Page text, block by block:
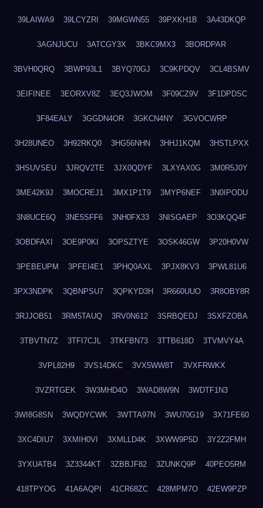
39LAIWA9 39LCYZRI 39MGWN55 39PXKH1B 3A43DKQP
3AGNJUCU 3ATCGY3X 3BKC9MX3 3BORDPAR
3BVH0QRQ 3BWP93L1 3BYQ70GJ 3C9KPDQV 3CL4BSMV
3EIFINEE 3EORXV8Z 3EQ3JWOM 3F09CZ9V 3F1DPDSC
3F84EALY 3GGDN4OR 3GKCN4NY 3GVOCWRP
3H28UNEO 3H92RKQ0 3HG56NHN 3HHJ1KQM 3HSTLPXX
3HSUVSEU 3JRQV2TE 3JX0QDYF 3LXYAX0G 3M0R5J0Y
3ME42K9J 3MOCREJ1 3MX1P1T9 3MYP6NEF 3N0IPODU
3N8UCE6Q 3NE5SFF6 3NH0FX33 3NISGAEP 3O3KQQ4F
3OBDFAXI 3OE9P0KI 3OPSZTYE 3OSK46GW 3P20H0VW
3PEBEUPM 3PFEI4E1 3PHQ0AXL 3PJX8KV3 3PWL81U6
3PX3NDPK 3QBNPSU7 3QPKYD3H 3R660UUO 3R8OBY8R
3RJJOB51 3RM5TAUQ 3RV0N612 3SRBQEDJ 3SXFZOBA
3TBVTN7Z 3TFI7CJL 3TKFBN73 3TTB618D 3TVMVY4A
3VPL82H9 3VS14DKC 3VX5WW8T 3VXFRWKX
3VZRTGEK 3W3MHD4O 3WAD8W9N 3WDTF1N3
3WI8G8SN 3WQDYCWK 3WTTA97N 3WU70G19 3X71FE60
3XC4DIU7 3XMIH0VI 3XMLLD4K 3XWW9P5D 3Y2Z2FMH
3YXUATB4 3Z3344KT 3ZBBJF82 3ZUNKQ9P 40PEO5RM
418TPYOG 41A6AQPI 41CR68ZC 428MPM7O 42EW9PZP